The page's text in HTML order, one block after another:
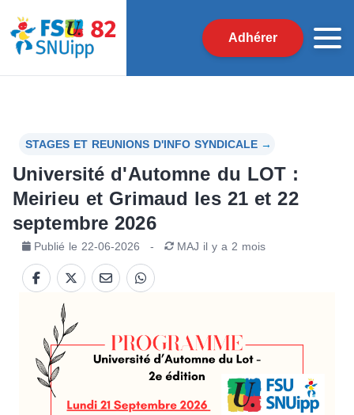
Adhérer
STAGES ET REUNIONS D'INFO SYNDICALE →
Université d'Automne du LOT :
Meirieu et Grimaud les 21 et 22
septembre 2026
Publié le 22-06-2026 - MAJ il y a 2 mois